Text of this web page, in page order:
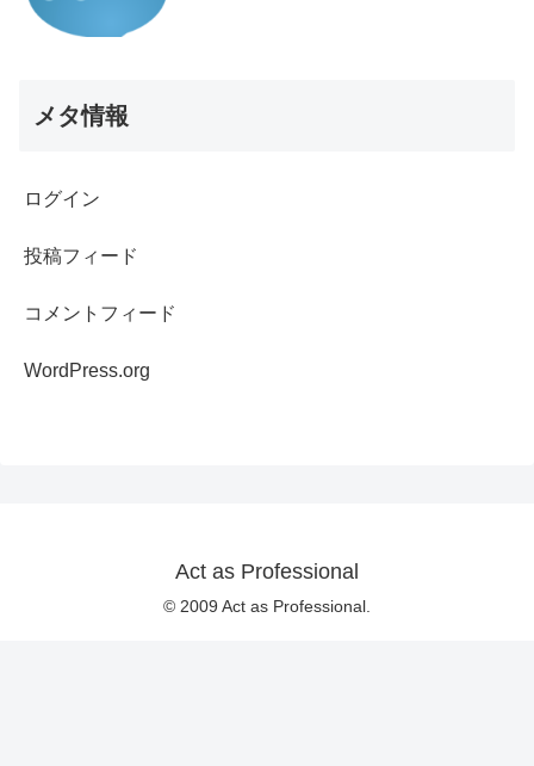
メタ情報
ログイン
投稿フィード
コメントフィード
WordPress.org
Act as Professional
© 2009 Act as Professional.